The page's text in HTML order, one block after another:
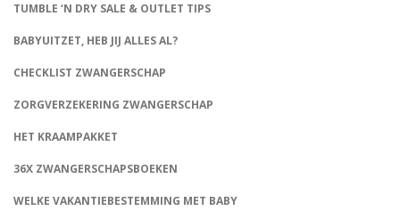
TUMBLE ‘N DRY SALE & OUTLET TIPS
BABYUITZET, HEB JIJ ALLES AL?
CHECKLIST ZWANGERSCHAP
ZORGVERZEKERING ZWANGERSCHAP
HET KRAAMPAKKET
36X ZWANGERSCHAPSBOEKEN
WELKE VAKANTIEBESTEMMING MET BABY